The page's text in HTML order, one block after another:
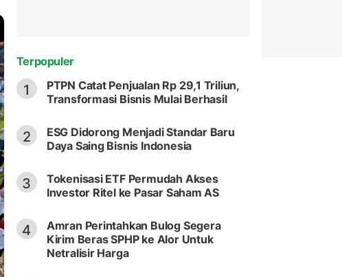
Terpopuler
1
PTPN Catat Penjualan Rp 29,1 Triliun,
Transformasi Bisnis Mulai Berhasil
2
ESG Didorong Menjadi Standar Baru
Daya Saing Bisnis Indonesia
3
Tokenisasi ETF Permudah Akses
Investor Ritel ke Pasar Saham AS
4
Amran Perintahkan Bulog Segera
Kirim Beras SPHP ke Alor Untuk
Netralisir Harga